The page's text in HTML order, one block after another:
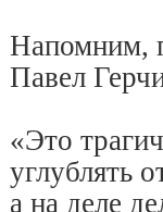
Напомним,
Павел
«Это
углублять
а на деле